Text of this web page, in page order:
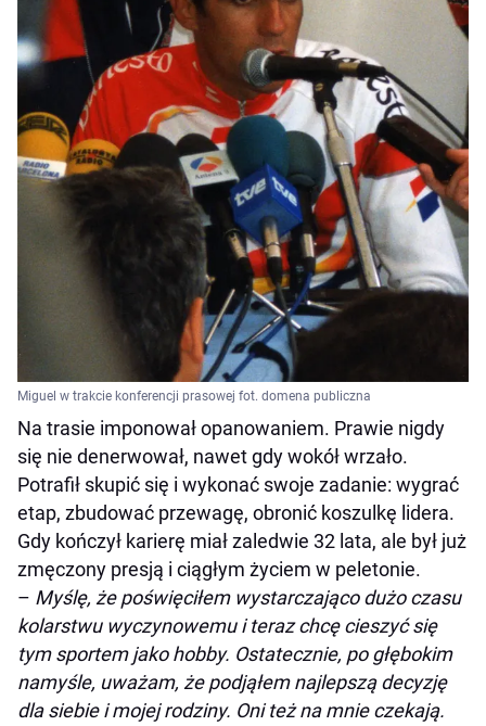
Miguel w trakcie konferencji prasowej fot. domena publiczna
Na trasie imponował opanowaniem. Prawie nigdy
się nie denerwował, nawet gdy wokół wrzało.
Potrafił skupić się i wykonać swoje zadanie: wygrać
etap, zbudować przewagę, obronić koszulkę lidera.
Gdy kończył karierę miał zaledwie 32 lata, ale był już
zmęczony presją i ciągłym życiem w peletonie.
– Myślę, że poświęciłem wystarczająco dużo czasu
kolarstwu wyczynowemu i teraz chcę cieszyć się
tym sportem jako hobby. Ostatecznie, po głębokim
namyśle, uważam, że podjąłem najlepszą decyzję
dla siebie i mojej rodziny. Oni też na mnie czekają.